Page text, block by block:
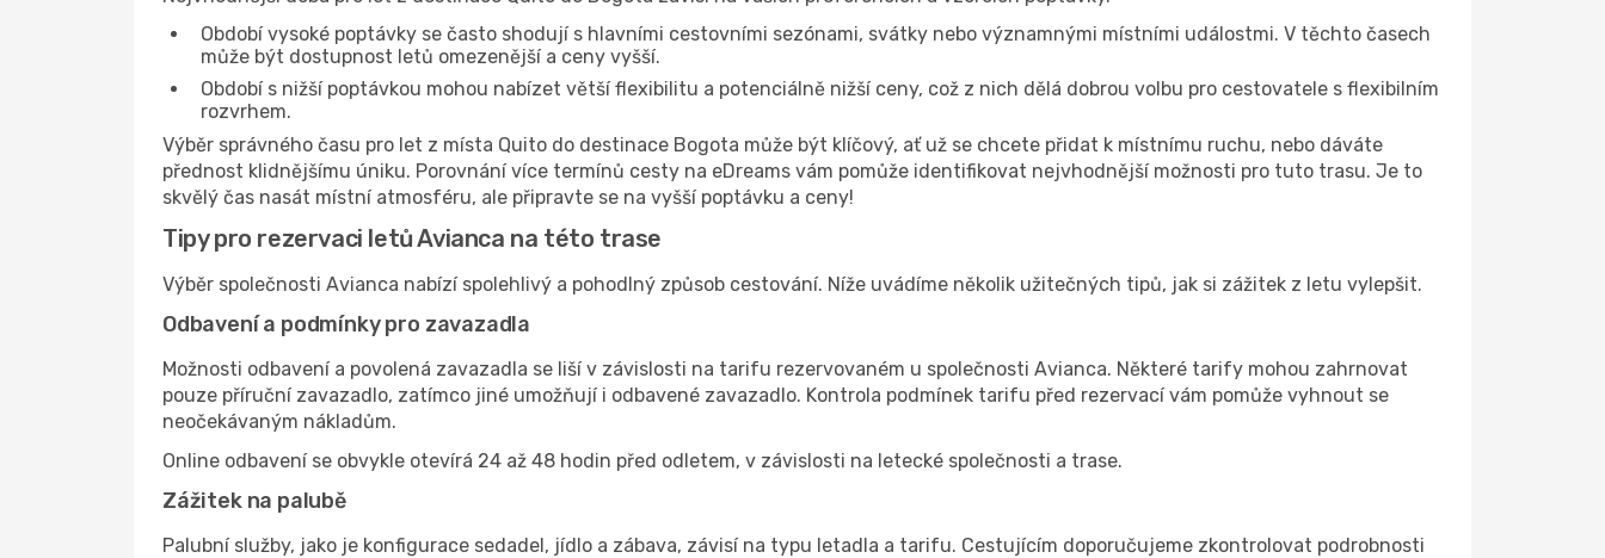
Období vysoké poptávky se často shodují s hlavními cestovními sezónami, svátky nebo významnými místními událostmi. V těchto časech
může být dostupnost letů omezenější a ceny vyšší.
Období s nižší poptávkou mohou nabízet větší flexibilitu a potenciálně nižší ceny, což z nich dělá dobrou volbu pro cestovatele s flexibilním
rozvrhem.
Výběr správného času pro let z místa Quito do destinace Bogota může být klíčový, ať už se chcete přidat k místnímu ruchu, nebo dáváte
přednost klidnějšímu úniku. Porovnání více termínů cesty na eDreams vám pomůže identifikovat nejvhodnější možnosti pro tuto trasu. Je to
skvělý čas nasát místní atmosféru, ale připravte se na vyšší poptávku a ceny!
Tipy pro rezervaci letů Avianca na této trase
Výběr společnosti Avianca nabízí spolehlivý a pohodlný způsob cestování. Níže uvádíme několik užitečných tipů, jak si zážitek z letu vylepšit.
Odbavení a podmínky pro zavazadla
Možnosti odbavení a povolená zavazadla se liší v závislosti na tarifu rezervovaném u společnosti Avianca. Některé tarify mohou zahrnovat
pouze příruční zavazadlo, zatímco jiné umožňují i odbavené zavazadlo. Kontrola podmínek tarifu před rezervací vám pomůže vyhnout se
neočekávaným nákladům.
Online odbavení se obvykle otevírá 24 až 48 hodin před odletem, v závislosti na letecké společnosti a trase.
Zážitek na palubě
Palubní služby, jako je konfigurace sedadel, jídlo a zábava, závisí na typu letadla a tarifu. Cestujícím doporučujeme zkontrolovat podrobnosti